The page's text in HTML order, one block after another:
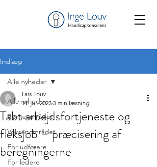
Indlæg
Alle nyheder
Børneområdet
Voksenområdet
For udførere
For ledere
Alle nyheder
Tabt arbejdsfortjeneste og
fleksjob – præcisering af
beregningerne
Lars Louv
14. jul. 2023 3 min læsning